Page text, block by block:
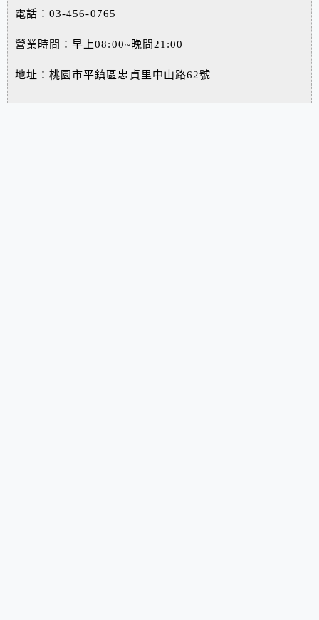
電話：03-456-0765
營業時間：早上08:00~晚間21:00
地址：桃園市平鎮區忠貞里中山路62號